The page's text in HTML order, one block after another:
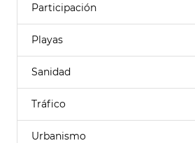
Participación
Playas
Sanidad
Tráfico
Urbanismo